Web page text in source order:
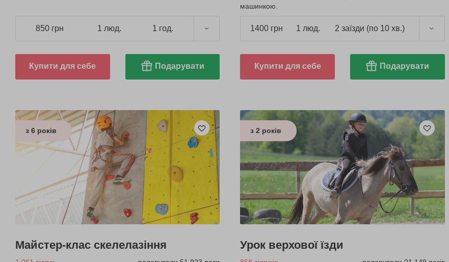
850 грн 1 люд. 1 год.
Купити для себе Подарувати
машинкою.
1400 грн 1 люд. 2 заїзди (по 10 хв.)
Купити для себе Подарувати
з 6 років
Майстер-клас скелелазіння
з 2 років
Урок верхової їзди